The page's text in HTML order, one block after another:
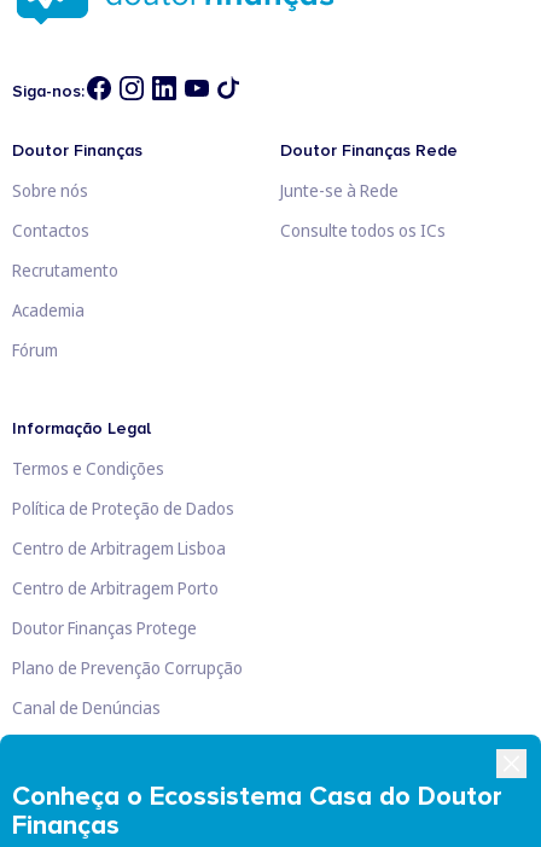
Conheça o Ecossistema Casa do Doutor
Finanças
Siga-nos:
Doutor Finanças
Sobre nós
Contactos
Recrutamento
Academia
Fórum
Doutor Finanças Rede
Junte-se à Rede
Consulte todos os ICs
Informação Legal
Termos e Condições
Política de Proteção de Dados
Centro de Arbitragem Lisboa
Centro de Arbitragem Porto
Doutor Finanças Protege
Plano de Prevenção Corrupção
Canal de Denúncias